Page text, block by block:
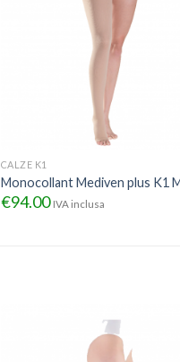
CALZE K1
Monocollant Mediven plus K1
€94.00 IVA inclusa